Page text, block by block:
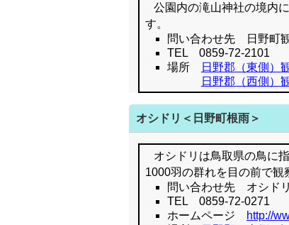
公園内の滝山神社の境内
す。
問い合わせ先 日野町
TEL 0859-72-2101
場所
日野郡（東側）
日野郡（西側）
オシドリ＜日野町根雨＞
オシドリは鳥取県の鳥に
1000羽の群れを目の前で観
問い合わせ先 オシド
TEL 0859-72-0271
ホームページ
http://